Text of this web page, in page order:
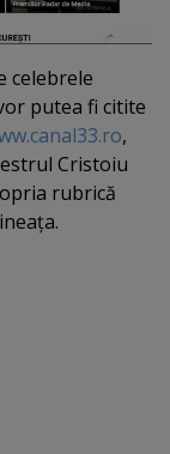
celebrele
putea fi citite
,
Cristoiu
rubrică